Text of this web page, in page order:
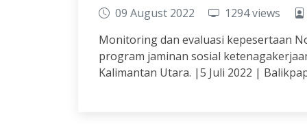
09 August 2022 1294 views
Monitoring dan evaluasi kepesertaan
program jaminan sosial
Kalimantan Utara. |5 Juli 2022 |